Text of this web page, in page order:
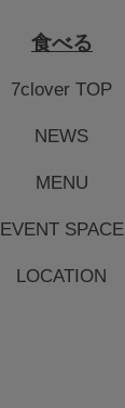
食べる
7clover TOP
NEWS
MENU
EVENT SPACE
LOCATION